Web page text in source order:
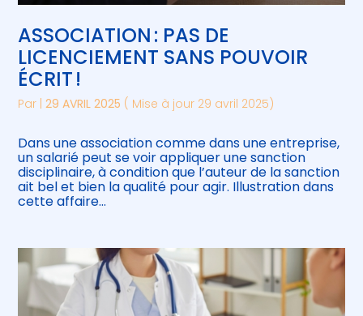
ASSOCIATION : PAS DE
LICENCIEMENT SANS POUVOIR
ÉCRIT !
Par |29 AVRIL 2025 ( Mise à jour 29 avril 2025)
Dans une association comme dans une entreprise,
un salarié peut se voir appliquer une sanction
disciplinaire, à condition que l’auteur de la sanction
ait bel et bien la qualité pour agir. Illustration dans
cette affaire…